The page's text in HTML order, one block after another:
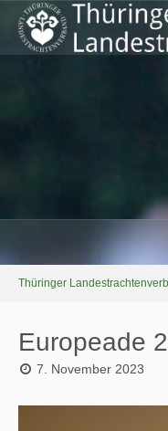
Thüringer
Europeade
7. November 2023